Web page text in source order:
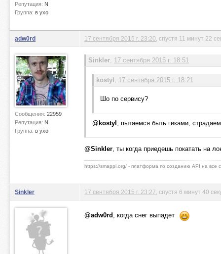
Репутация: N
Группа: в ухо
adw0rd
Сообщения: 22959
Репутация: N
Группа: в ухо
17 сентября 2015 г. 23:20 , спустя 11 минут 22
Sinkler, 17 сентября 2015 г. 18:51
kostyl , 17 сентября 2015 г. 18:21
Шо по сервису?
@kostyl , пытаемся быть гиками,
@Sinkler, ты когда приедешь покатать на
https://smappi.org/ - платформа по созданию API на все
Sinkler 17 сентября 2015 г. 23:27 , спустя 6 минут 40
@adw0rd , когда снег выпадет